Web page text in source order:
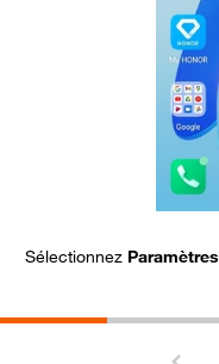
Sélectionnez Paramètres